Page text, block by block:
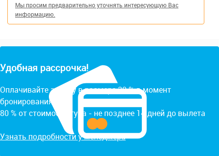
Мы просим предварительно уточнять интересующую Вас
информацию.
Удобная рассрочка!
Оплачивайте заявку в размере 20 % в момент
бронирования.
80 % от стоимости тура - не позднее 14 дней до вылета
Узнать подробности у менеджера